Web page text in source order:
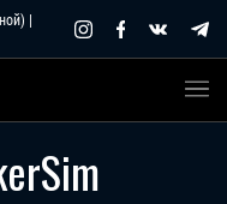
|